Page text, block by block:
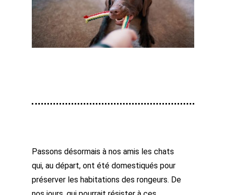
Passons désormais à nos amis les chats
qui, au départ, ont été domestiqués pour
préserver les habitations des rongeurs. De